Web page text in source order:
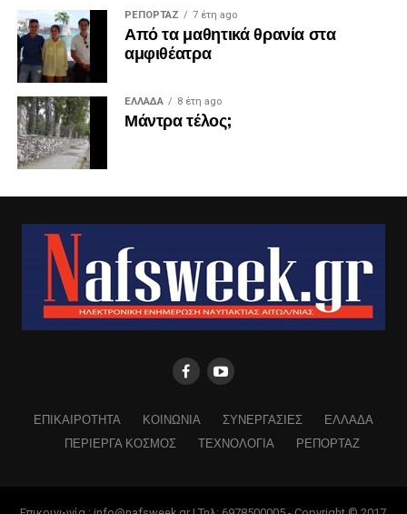
ΡΕΠΟΡΤΑΖ 7 έτη ago
Από τα μαθητικά θρανία στα
αμφιθέατρα
ΕΛΛΑΔΑ 8 έτη ago
Μάντρα τέλος;
ΕΠΙΚΑΙΡΟΤΗΤΑ ΚΟΙΝΩΝΙΑ ΣΥΝΕΡΓΑΣΙΕΣ
ΕΛΛΑΔΑ
ΠΕΡΙΕΡΓΑ ΚΟΣΜΟΣ
ΤΕΧΝΟΛΟΓΙΑ ΡΕΠΟΡΤΑΖ